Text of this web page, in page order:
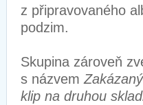
z připravovaného
podzim.
Skupina zároveň
s názvem
klip na druhou